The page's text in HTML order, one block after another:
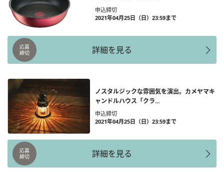
申込締切
2021年04月25日（日）23:59まで
詳細を見る
応募
締切
ノスタルジックな雰囲気を演出。カメヤマキ
ャンドルハウス「クラ...
申込締切
2021年04月25日（日）23:59まで
詳細を見る
応募
締切